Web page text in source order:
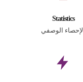
Statistics
الإحصاء الوصفي